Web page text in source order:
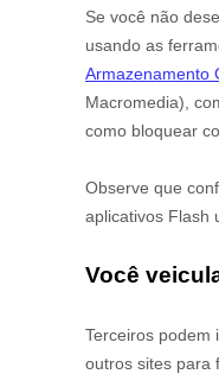
Se você não
usando as
Armazenamento
Macromedia),
como bloquear
Observe que
aplicativos Flash
Você
Terceiros podem
outros sites para